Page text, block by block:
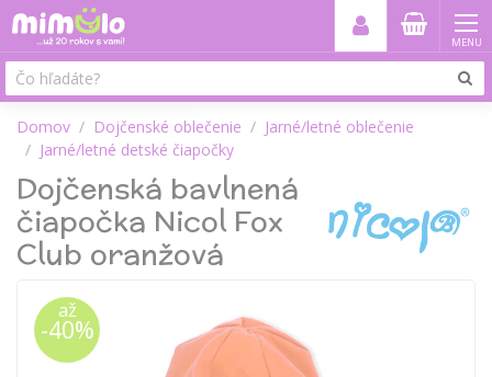
MENU
Domov Dojčenské oblečenie
Jarné/letné oblečenie
Jarné/letné detské čiapočky
Dojčenská bavlnená
čiapočka Nicol Fox
Club oranžová
až
-40%